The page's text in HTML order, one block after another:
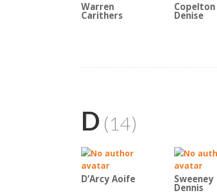
Warren
Carithers
Copelton
Denise
D (14)
D’Arcy Aoife Sweeney
Dennis